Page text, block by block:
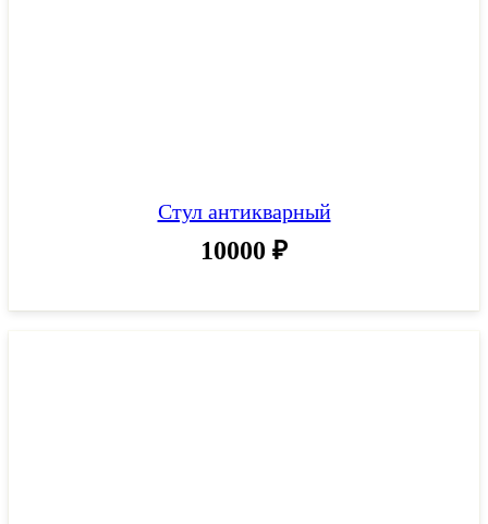
Стул антикварный
10000 ₽